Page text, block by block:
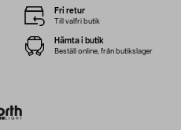
Fri retur
Till valfri butik
Hämta i butik
Beställ online, från butikslager